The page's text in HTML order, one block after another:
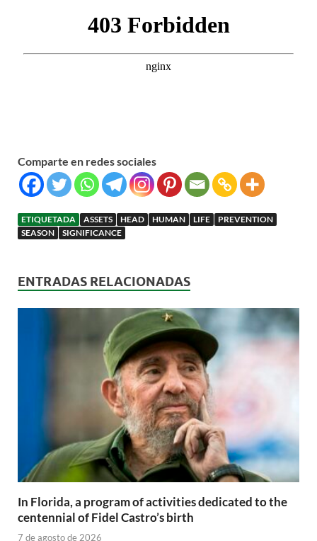
Comparte en redes sociales
ETIQUETADA ASSETS HEAD HUMAN LIFE
PREVENTION
SEASON
SIGNIFICANCE
ENTRADAS RELACIONADAS
In Florida, a program of activities dedicated to the
centennial of Fidel Castro’s birth
7 de agosto de 2026